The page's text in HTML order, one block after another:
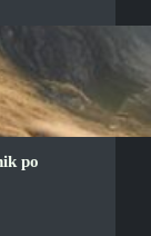
po